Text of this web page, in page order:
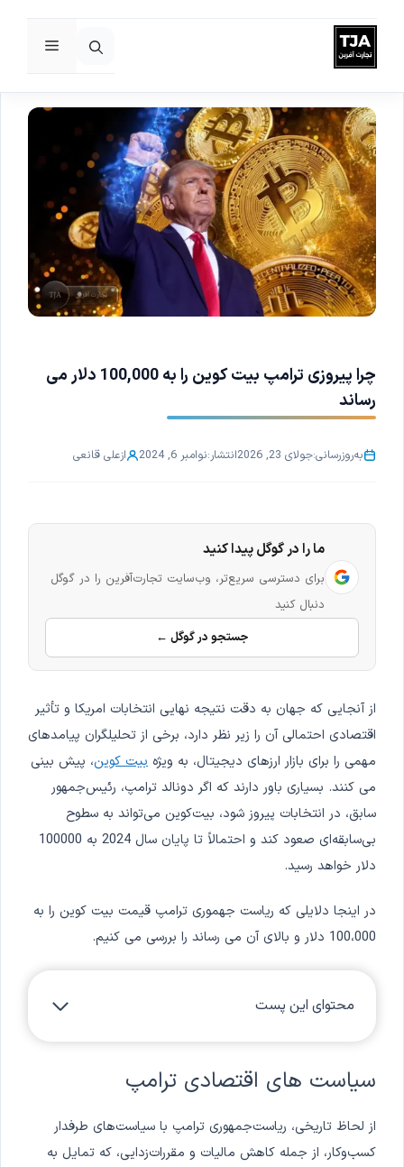
پرش
به
محتوا
فهرست
چرا پیروزی ترامپ بیت کوین را به 100,000 دلار می
رساند
به‌روزرسانی:جولای 23, 2026 انتشار:نوامبر 6, 2024 ازعلی قانعی
ما را در گوگل پیدا کنید
برای دسترسی سریع‌تر، وب‌سایت تجارت‌آفرین را در گوگل
دنبال کنید
جستجو در گوگل ←
از آنجایی که جهان به دقت نتیجه نهایی انتخابات امریکا و تأثیر
اقتصادی احتمالی آن را زیر نظر دارد، برخی از تحلیلگران پیامدهای
مهمی را برای بازار ارزهای دیجیتال، به ویژه بیت کوین، پیش بینی
می کنند. بسیاری باور دارند که اگر دونالد ترامپ، رئیس‌جمهور
سابق، در انتخابات پیروز شود، بیت‌کوین می‌تواند به سطوح
بی‌سابقه‌ای صعود کند و احتمالاً تا پایان سال 2024 به 100000
دلار خواهد رسید.
در اینجا دلایلی که ریاست جهموری ترامپ قیمت بیت کوین را به
100،000 دلار و بالای آن می رساند را بررسی می کنیم.
محتوای این پست
سیاست های اقتصادی ترامپ
از لحاظ تاریخی، ریاست‌جمهوری ترامپ با سیاست‌های طرفدار
کسب‌وکار، از جمله کاهش مالیات و مقررات‌زدایی، که تمایل به